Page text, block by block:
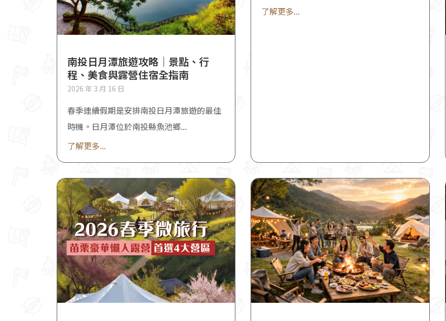
南投日月潭旅遊攻略｜景點、行
程、美食與露營住宿全指南
2026 年 3 月 16 日
春季連續假期是安排南投日月潭旅遊的最佳
時機。日月潭位於南投縣魚池鄉
了解更多...
了解更多...